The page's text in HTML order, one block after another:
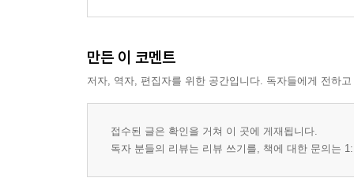
만든 이 코멘트
저자, 역자, 편집자를 위한 공간입니다. 독자들에게 전하
접수된 글은 확인을 거쳐 이 곳에 게재됩니다.
독자 분들의 리뷰는 리뷰 쓰기를, 책에 대한 문의는